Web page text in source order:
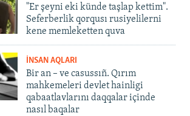
"Er şeyni eki künde taşlap kettim".
Seferberlik qorqusı rusiyelilerni
kene memleketten quva
İNSAN AQLARI
Bir an – ve casussıñ. Qırım
mahkemeleri devlet hainligi
qabaatlavlarını daqqalar içinde
nasıl baqalar